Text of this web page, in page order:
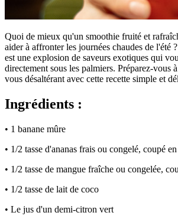
Quoi de mieux qu'un smoothie fruité et
aider à affronter les journées chaudes de l'été
est une explosion de saveurs exotiques qui
directement sous les palmiers. Préparez-vous
vous désaltérant avec cette recette simple et
Ingrédients :
• 1 banane mûre
• 1/2 tasse d'ananas frais ou congelé, coupé
• 1/2 tasse de mangue fraîche ou congelée,
• 1/2 tasse de lait de coco
• Le jus d'un demi-citron vert